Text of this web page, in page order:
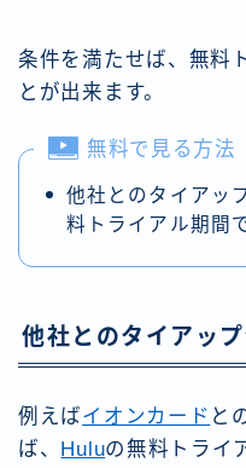
条件を満たせば、無料
とが出来ます。
無料で見る方法
他社とのタイアッ
料トライアル期間
他社とのタイアッ
例えばイオンカード と
ば、 Huluの無料トライ